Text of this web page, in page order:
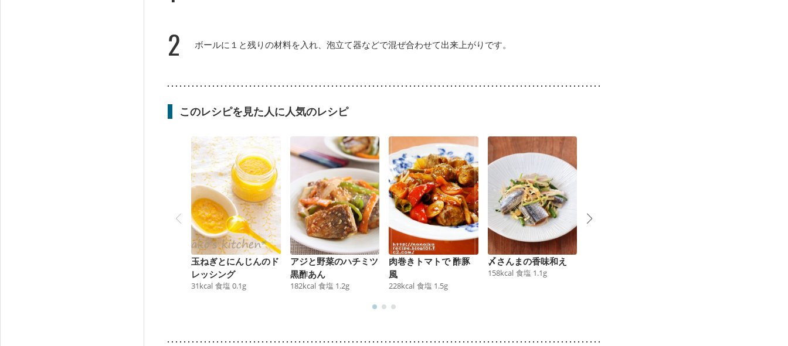
2 ボールに１と残りの材料を入れ、泡立て器などで混ぜ合わせて出来上がりです。
このレシピを見た人に人気のレシピ
玉ねぎとにんじんのド
レッシング
31kcal 食塩 0.1g
アジと野菜のハチミツ
黒酢あん
182kcal 食塩 1.2g
肉巻きトマトで 酢豚
風
228kcal 食塩 1.5g
〆さんまの香味和え
158kcal 食塩 1.1g